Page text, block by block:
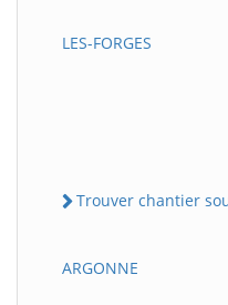
LES-FORGES
Trouver chantier
ARGONNE